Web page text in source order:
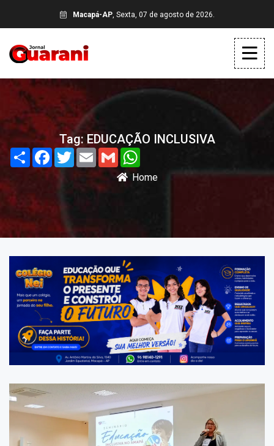
Macapá-AP, Sexta, 07 de agosto de 2026.
Tag: EDUCAÇÃO INCLUSIVA
ShareFacebook
TwitterEmail Gmail
Home